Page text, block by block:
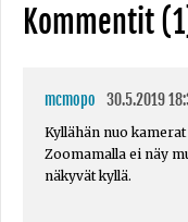
Kommentit
mcmopo 30.5.2019
Kyllähän nuo
Zoomamalla ei näy
näkyvät kyllä.